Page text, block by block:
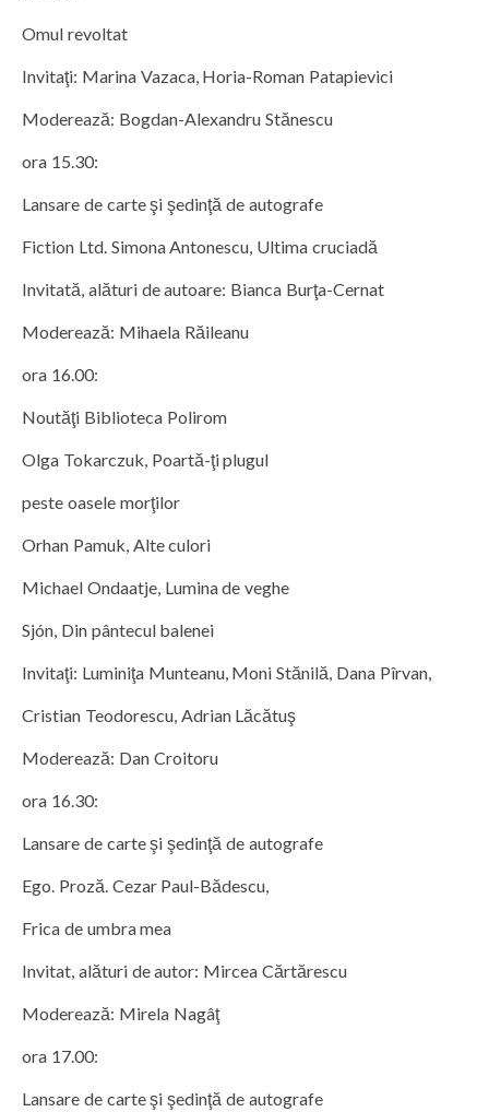
Omul revoltat
Invitaţi: Marina Vazaca, Horia-Roman Patapievici
Moderează: Bogdan-Alexandru Stănescu
ora 15.30:
Lansare de carte şi şedinţă de autografe
Fiction Ltd. Simona Antonescu, Ultima cruciadă
Invitată, alături de autoare: Bianca Burţa-Cernat
Moderează: Mihaela Răileanu
ora 16.00:
Noutăţi Biblioteca Polirom
Olga Tokarczuk, Poartă-ţi plugul
peste oasele morţilor
Orhan Pamuk, Alte culori
Michael Ondaatje, Lumina de veghe
Sjón, Din pântecul balenei
Invitaţi: Luminiţa Munteanu, Moni Stănilă, Dana Pîrvan,
Cristian Teodorescu, Adrian Lăcătuş
Moderează: Dan Croitoru
ora 16.30:
Lansare de carte şi şedinţă de autografe
Ego. Proză. Cezar Paul-Bădescu,
Frica de umbra mea
Invitat, alături de autor: Mircea Cărtărescu
Moderează: Mirela Nagâţ
ora 17.00:
Lansare de carte şi şedinţă de autografe